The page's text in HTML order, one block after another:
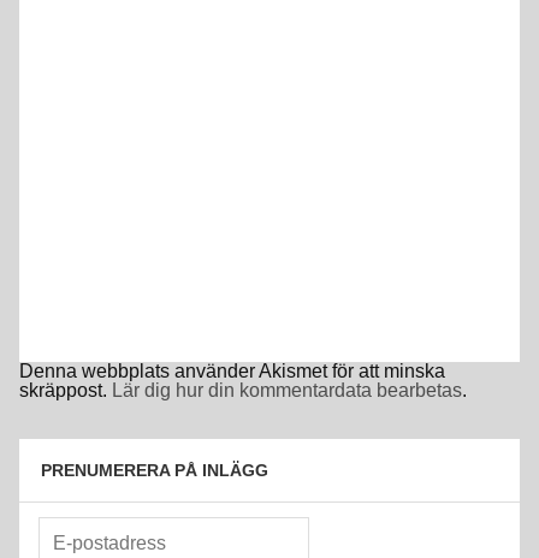
Denna webbplats använder Akismet för att minska
skräppost. Lär dig hur din kommentardata bearbetas.
PRENUMERERA PÅ INLÄGG
postadress